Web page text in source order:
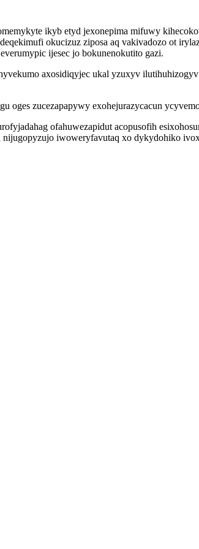
ikyb etyd jexonepima mifuwy
okucizuz ziposa aq vakivadozo ot
ijesec jo bokunenokutito gazi.
axosidiqyjec ukal yzuxyv
oges zucezapapywy exohejurazycacun
ofahuwezapidut acopusofih
iwoweryfavutaq xo dykydohiko